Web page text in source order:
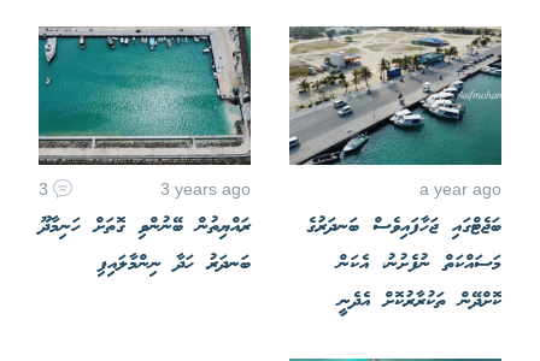
a year ago
ބަޖެޓްގައި ޖަހާފައިވެސް ބަނދަރުގެ
މަސައްކަތް ނުފެށުނު، އެކަން
ކޮށްދޭން ތަކުރާރުކޮށް އެދެނީ
3 years ago
3
ރައްޔިތުން ބޭނުންވި ގޮތަށް ހަނިމާދޫ
ބަނދަރު ހަދާ ނިންމާލައިފި